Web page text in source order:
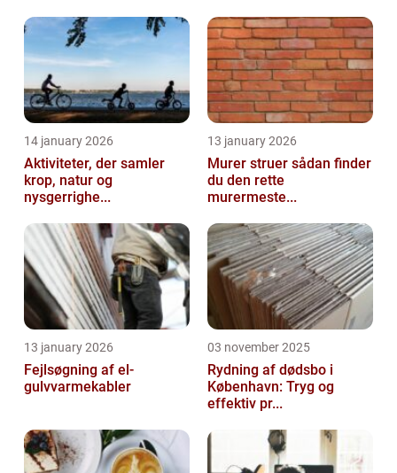
14 january 2026
Aktiviteter, der samler
krop, natur og
nysgerrighe...
13 january 2026
Murer struer sådan finder
du den rette
murermeste...
13 january 2026
Fejlsøgning af el-
gulvvarmekabler
03 november 2025
Rydning af dødsbo i
København: Tryg og
effektiv pr...